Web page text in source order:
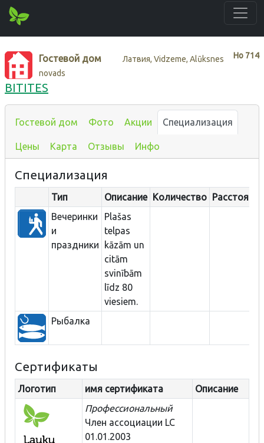
Нo 714
Гостевой дом
Латвия, Vidzeme, Alūksnes
novads
BITITES
Гостевой дом Фото Акции Специализация
Цены Карта Отзывы Инфо
Специализация
Тип Описание Количество Расстояние
Вечеринки
и
праздники
Plašas
telpas
kāzām un
citām
svinībām
līdz 80
viesiem.
Рыбалка
Сертификаты
Логотип имя сертификата
Описание
Профессиональный
Член ассоциации LC
01.01.2003